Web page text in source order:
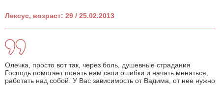
Лексус, возраст: 29 / 25.02.2013
Олечка, просто вот так, через боль, душевные страдания
Господь помогает понять нам свои ошибки и начать меняться,
работать над собой. У Вас зависимость от Вадима, от нее нужно